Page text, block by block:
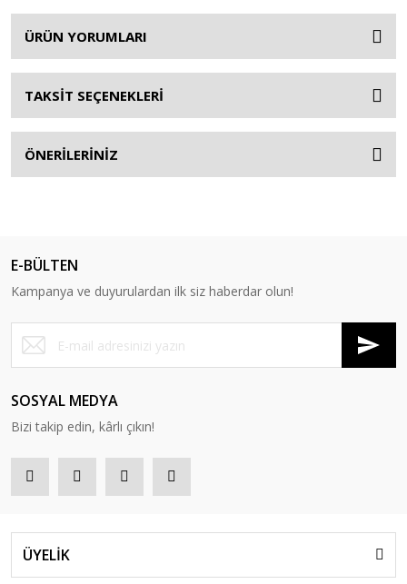
ÜRÜN YORUMLARI
TAKSİT SEÇENEKLERİ
ÖNERİLERİNİZ
E-BÜLTEN
Kampanya ve duyurulardan ilk siz haberdar olun!
SOSYAL MEDYA
Bizi takip edin, kârlı çıkın!
ÜYELİK